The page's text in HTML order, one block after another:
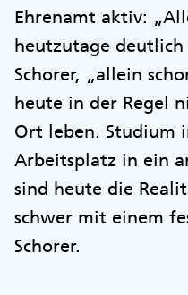
Ehrenamt aktiv:
heutzutage deutlich
Schorer, „allein
heute in der Regel
Ort leben. Studium
Arbeitsplatz in ein
sind heute die
schwer mit einem
Schorer.